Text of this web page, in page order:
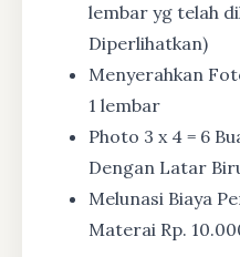
lembar yg telah
Diperlihatkan)
Menyerahkan
1 lembar
Photo 3 x 4 = 6
Dengan Latar
Melunasi Biaya
Materai Rp.